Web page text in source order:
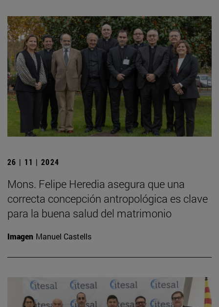
26 | 11 | 2024
Mons. Felipe Heredia asegura que una
correcta concepción antropológica es clave
para la buena salud del matrimonio
Imagen Manuel Castells